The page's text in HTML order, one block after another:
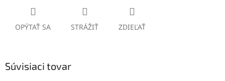
OPÝTAŤ SA STRÁŽIŤ ZDIEĽAŤ
Súvisiaci tovar